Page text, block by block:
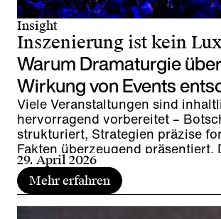
Insight
Inszenierung ist kein
Warum Dramaturgie
Wirkung von Events
Viele Veranstaltungen sind
hervorragend vorbereitet –
strukturiert, Strategien präzise
Fakten überzeugend präsentiert.
dem Event bleibt oft erstaunlich
hängen. Warum? Weil Events
nur Informationsformate: Sie
Und es ist die Dramaturgie, die
29. April 2026
Mehr erfahren